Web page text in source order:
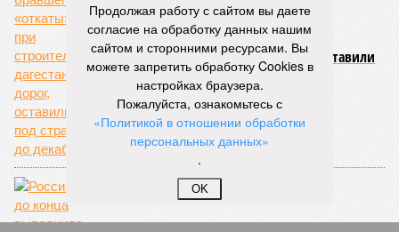
Чиновника, бравшего «откаты» при
строительстве дагестанских дорог, оставили
под стражей до декабря
Продолжая работу с сайтом вы даете
согласие на обработку данных нашим
сайтом и сторонними ресурсами. Вы
можете запретить обработку Cookies в
настройках браузера.
Пожалуйста, ознакомьтесь с
«Политикой в отношении обработки
персональных данных»
.
OK